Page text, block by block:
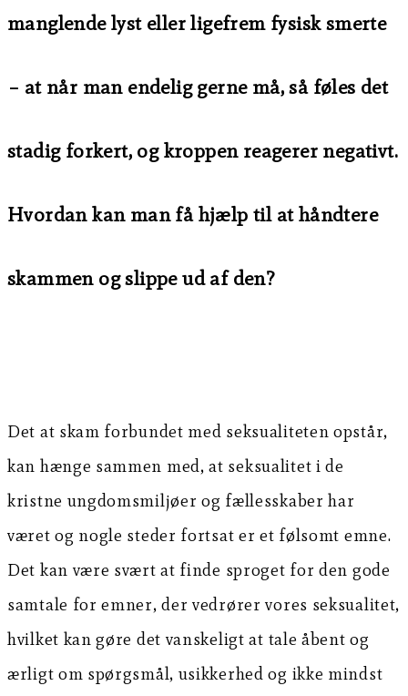
manglende lyst eller ligefrem fysisk smerte
– at når man endelig gerne må, så føles det
stadig forkert, og kroppen reagerer negativt.
Hvordan kan man få hjælp til at håndtere
skammen og slippe ud af den?
Det at skam forbundet med seksualiteten opstår,
kan hænge sammen med, at seksualitet i de
kristne ungdomsmiljøer og fællesskaber har
været og nogle steder fortsat er et følsomt emne.
Det kan være svært at finde sproget for den gode
samtale for emner, der vedrører vores seksualitet,
hvilket kan gøre det vanskeligt at tale åbent og
ærligt om spørgsmål, usikkerhed og ikke mindst